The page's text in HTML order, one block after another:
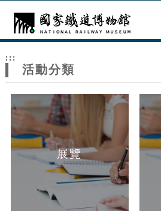
網
站
主
題
:::
活動分類
展覽